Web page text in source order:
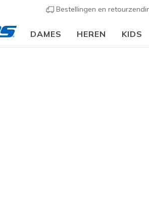
Bestellingen en
DAMES HEREN KIDS